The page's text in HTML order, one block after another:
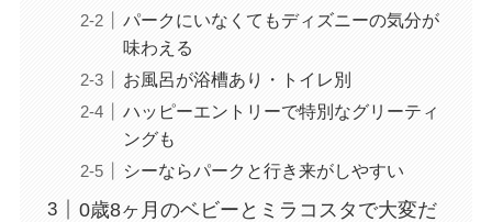
パークにいなくてもディズニーの気分が
味わえる
お風呂が浴槽あり・トイレ別
ハッピーエントリーで特別なグリーティ
ングも
シーならパークと行き来がしやすい
0歳8ヶ月のベビーとミラコスタで大変だ